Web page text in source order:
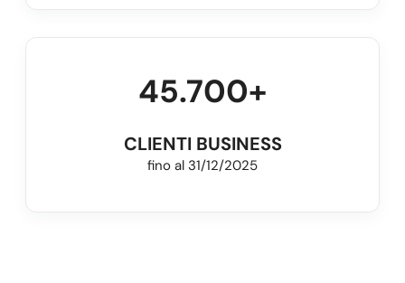
45.700+
CLIENTI BUSINESS
fino al 31/12/2025